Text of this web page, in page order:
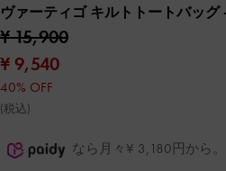
ヴァーティゴ キルトトートバッグ
¥ 15,900
¥ 9,540
40% OFF
(税込)
なら月々¥ 3,180円から